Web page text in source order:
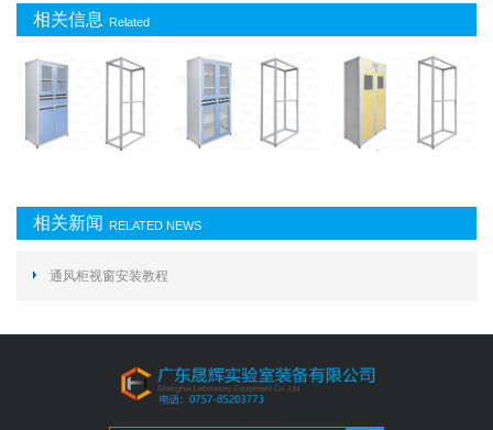
相关信息 Related
相关新闻 RELATED NEWS
通风柜视窗安装教程